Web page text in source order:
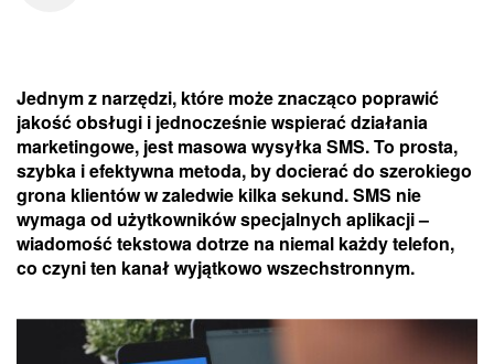
Jednym z narzędzi, które może znacząco poprawić
jakość obsługi i jednocześnie wspierać działania
marketingowe, jest masowa wysyłka SMS. To prosta,
szybka i efektywna metoda, by docierać do szerokiego
grona klientów w zaledwie kilka sekund. SMS nie
wymaga od użytkowników specjalnych aplikacji –
wiadomość tekstowa dotrze na niemal każdy telefon,
co czyni ten kanał wyjątkowo wszechstronnym.